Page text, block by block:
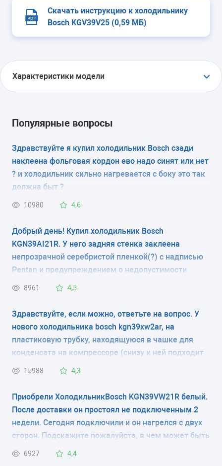
Скачать инструкцию к холодильнику
Bosch KGV39V25 (0,59 МБ)
Характеристики модели
холодильник с морозильником
ТИП УПРАВЛЕНИЯ
электромеханическое
КОЛИЧЕСТВО КАМЕР
2
РАЗМЕРЫ (ШXГXВ)
60x65x200 см
КОЛИЧЕСТВО КОМПРЕССОРОВ
1
РАЗМОРАЖИВАНИЕ МОРОЗИЛЬНОЙ КАМЕРЫ
ручное
РАЗМОРАЖИВАНИЕ ХОЛОДИЛЬНОЙ КАМЕРЫ
ЭНЕРГОПОТРЕБЛЕНИЕ
класс A (358 кВтч/год)
ЦВЕТ
Популярные вопросы
Здравствуйте я купил холодильник Bosch сзади
наклеена фольговая кордон ево надо синят или нет
? и холодильник сильно нагревается с боку это так
должна быт ?
10980 4,6
Добрый день! Купил холодильник Bosch
KGN39AI21R. У него задняя стенка заклеена
непрозрачной серебристой пленкой(?) с надписью
Pentan и предупреждением о недопустимости
контакта изделия с трубами, мебелью и т.д. За
(видны какие-то углубления). Это защита
радиатора при транспортировке или что-то типа
задней стенки? Нужно ли снимать эту пленку?
8961 4,5
Здравствуйте, если можно, ответьте на вопрос. У
нового холодильника bosch kgn39xw2ar, на
пластиковую трубку, находящуюся в чашке для
конденсата на компрессоре (снизу к ней подходит
гофрированная трубка), закреплена резиновым
фото).Что это, транспортировочный фильтр и его
надо снять при запуске холодильника или эту
плёнку снимать не нужно? В магазине продавцы
вразумительный ответ дать не смогли, в
комментариев.
15988 4,3
Приобрели ХолодильникBosch KGN39VW21R белый.
После доставки он простоял не подключенным 2
недели. Сегодня подключили и он нагрелся с двух
сторон. Подскажите пожалуйста, в чем может быть
причина?
6927 4,4